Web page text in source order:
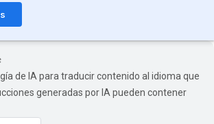
de IA para traducir contenido al idioma que
generadas por IA pueden contener